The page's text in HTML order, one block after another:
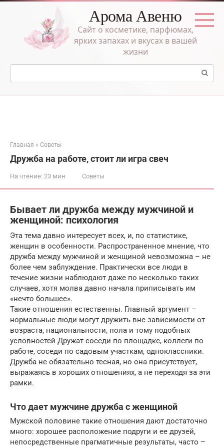
Перейти
Арома Авеню
Сайт о косметике, парфюмах,
ярких запахах и вкусах в вашей
жизни
Поиск:
Главная » Советы
Дружба на работе, стоит ли игра свеч
На чтение: 23 мин Советы
Бывает ли дружба между мужчиной и
женщиной: психология
Эта тема давно интересует всех, и, по статистике,
женщин в особенности. Распространенное мнение, что
дружба между мужчиной и женщиной невозможна – не
более чем заблуждение. Практически все люди в
течение жизни наблюдают даже по несколько таких
случаев, хотя молва давно начала приписывать им
«нечто большее».
Такие отношения естественны. Главный аргумент –
нормальные люди могут дружить вне зависимости от
возраста, национальности, пола и тому подобных
условностей Дружат соседи по площадке, коллеги по
работе, соседи по садовым участкам, одноклассники.
Дружба не обязательно тесная, но она присутствует,
выражаясь в хороших отношениях, а не переходя за эти
рамки.
Что дает мужчине дружба с женщиной
Мужской половине такие отношения дают достаточно
много: хорошее расположение подруги и ее друзей,
непосредственные прагматичные результаты, часто –